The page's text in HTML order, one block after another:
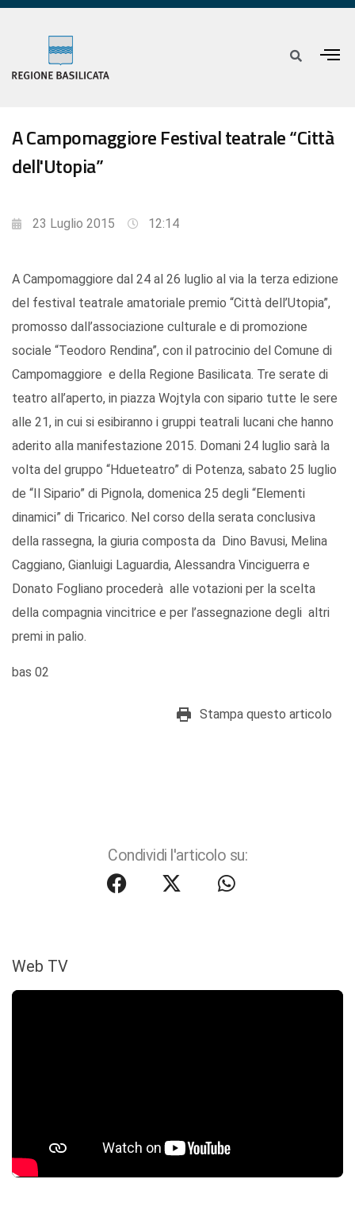
A Campomaggiore Festival teatrale “Città
dell'Utopia”
23 Luglio 2015 12:14
A Campomaggiore dal 24 al 26 luglio al via la terza edizione
del festival teatrale amatoriale premio “Città dell’Utopia”,
promosso dall’associazione culturale e di promozione
sociale “Teodoro Rendina”, con il patrocinio del Comune di
Campomaggiore e della Regione Basilicata. Tre serate di
teatro all’aperto, in piazza Wojtyla con sipario tutte le sere
alle 21, in cui si esibiranno i gruppi teatrali lucani che hanno
aderito alla manifestazione 2015. Domani 24 luglio sarà la
volta del gruppo “Hdueteatro” di Potenza, sabato 25 luglio
de “Il Sipario” di Pignola, domenica 25 degli “Elementi
dinamici” di Tricarico. Nel corso della serata conclusiva
della rassegna, la giuria composta da Dino Bavusi, Melina
Caggiano, Gianluigi Laguardia, Alessandra Vinciguerra e
Donato Fogliano procederà alle votazioni per la scelta
della compagnia vincitrice e per l’assegnazione degli altri
premi in palio.
bas 02
Stampa questo articolo
Condividi l'articolo su:
Web TV